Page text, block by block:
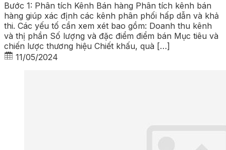
Bước 1: Phân tích Kênh Bán hàng Phân tích kênh bán
hàng giúp xác định các kênh phân phối hấp dẫn và khả
thi. Các yếu tố cần xem xét bao gồm: Doanh thu kênh
và thị phần Số lượng và đặc điểm điểm bán Mục tiêu và
chiến lược thương hiệu Chiết khấu, quà […]
11/05/2024